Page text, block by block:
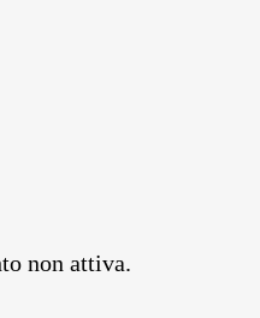
non attiva.